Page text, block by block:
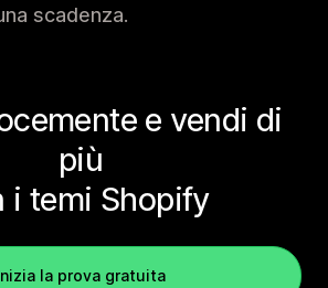
scadenza.
e vendi di
più
i temi Shopify
la prova gratuita